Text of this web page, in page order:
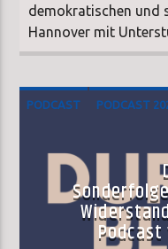
demokratischen und
Hannover mit
PODCAST PODCAST
Podcast